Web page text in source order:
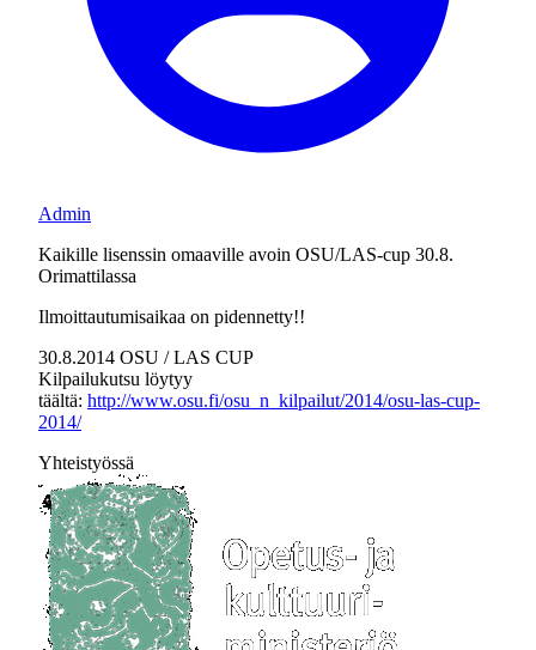
Admin
Kaikille lisenssin omaaville avoin OSU/LAS-cup 30.8.
Orimattilassa
Ilmoittautumisaikaa on pidennetty!!
30.8.2014 OSU / LAS CUP
Kilpailukutsu löytyy
täältä: http://www.osu.fi/osu_n_kilpailut/2014/osu-las-cup-
2014/
Yhteistyössä